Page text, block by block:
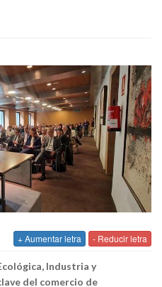
+ Aumentar letra - Reducir letra
Industria y
del comercio de